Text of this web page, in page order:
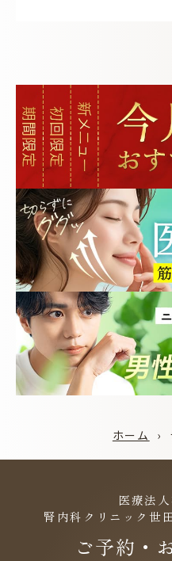
ホーム ›
医療法
腎内科クリニック世
ご予約・